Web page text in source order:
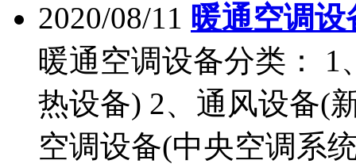
2020/08/11 暖通空调
暖通空调设备分类：
热设备) 2、通风设备(
空调设备(中央空调系